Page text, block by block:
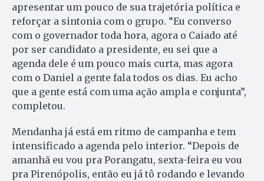
apresentar um pouco de sua trajetória política e
reforçar a sintonia com o grupo. “Eu converso
com o governador toda hora, agora o Caiado até
por ser candidato a presidente, eu sei que a
agenda dele é um pouco mais curta, mas agora
com o Daniel a gente fala todos os dias. Eu acho
que a gente está com uma ação ampla e conjunta”,
completou.
Mendanha já está em ritmo de campanha e tem
intensificado a agenda pelo interior. “Depois de
amanhã eu vou pra Porangatu, sexta-feira eu vou
pra Pirenópolis, então eu já tô rodando e levando